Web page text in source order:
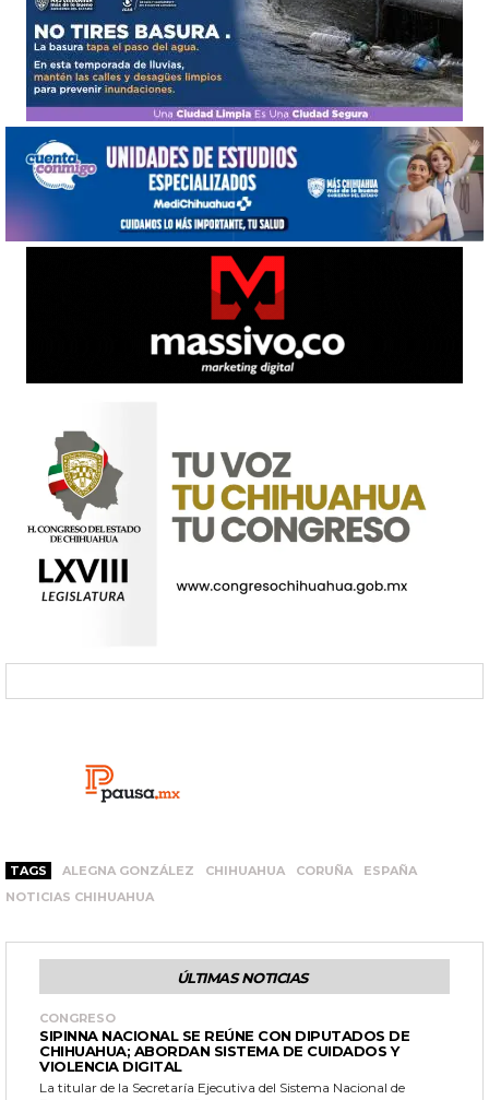
TAGS ALEGNA GONZÁLEZ CHIHUAHUA CORUÑA
ESPAÑA
NOTICIAS CHIHUAHUA
ÚLTIMAS NOTICIAS
CONGRESO
SIPINNA NACIONAL SE REÚNE CON DIPUTADOS DE
CHIHUAHUA; ABORDAN SISTEMA DE CUIDADOS Y
VIOLENCIA DIGITAL
La titular de la Secretaría Ejecutiva del Sistema Nacional de